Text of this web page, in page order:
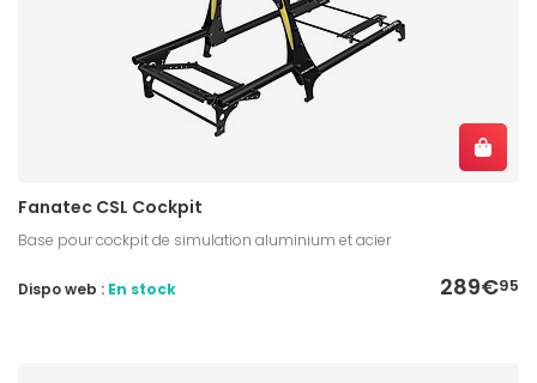
Fanatec CSL Cockpit
Base pour cockpit de simulation aluminium et acier
289€95
Dispo web : En stock